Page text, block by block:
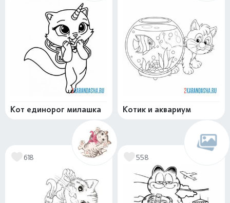
Кот единорог милашка Котик и аквариум
618 558